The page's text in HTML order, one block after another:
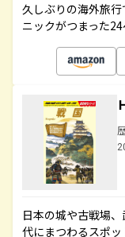
久しぶりの海外旅
ニックがつまった
日本の城や古戦場
代にまつわるスポ